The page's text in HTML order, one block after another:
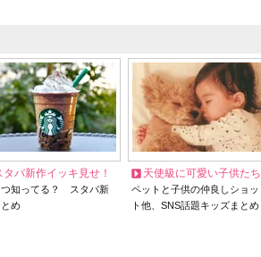
タバ新作イッキ見せ！
つ知ってる？ スタバ新
め
天使級に可愛い子供たち
ペットと子供の仲良しショッ
ト他、SNS話題キッズまとめ